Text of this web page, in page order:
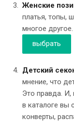
Женские
платья, топы,
многое другое.
выбрать
Детский
мнение, что
Это правда.
в каталоге вы
конверты,